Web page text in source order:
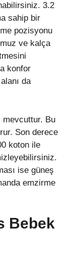
3.2
sahip bir
pozisyonu
ve kalça
konfor
da
mevcuttur. Bu
Son derece
koton ile
ise güneş
emzirme
Bebek